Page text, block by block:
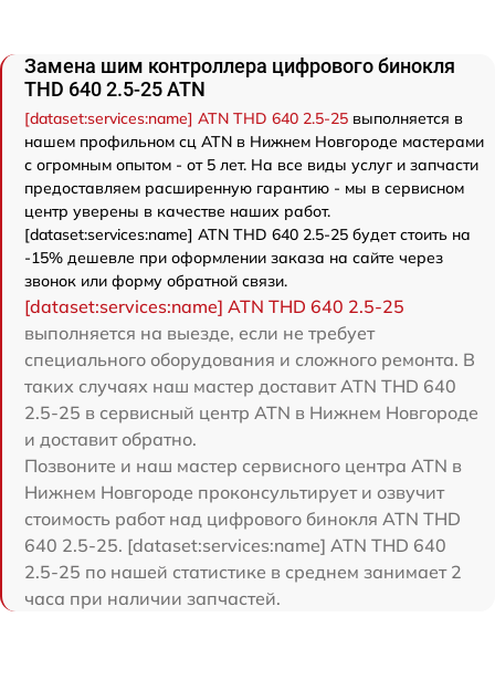
Замена шим контроллера цифрового бинокля
THD 640 2.5-25 ATN
[dataset:services:name] ATN THD 640 2.5-25 выполняется в
нашем профильном сц ATN в Нижнем Новгороде мастерами
с огромным опытом - от 5 лет. На все виды услуг и запчасти
предоставляем расширенную гарантию - мы в сервисном
центр уверены в качестве наших работ.
[dataset:services:name] ATN THD 640 2.5-25 будет стоить на
-15% дешевле при оформлении заказа на сайте через
звонок или форму обратной связи.
[dataset:services:name] ATN THD 640 2.5-25
выполняется на выезде, если не требует
специального оборудования и сложного ремонта. В
таких случаях наш мастер доставит ATN THD 640
2.5-25 в сервисный центр ATN в Нижнем Новгороде
и доставит обратно.
Позвоните и наш мастер сервисного центра ATN в
Нижнем Новгороде проконсультирует и озвучит
стоимость работ над цифрового бинокля ATN THD
640 2.5-25. [dataset:services:name] ATN THD 640
2.5-25 по нашей статистике в среднем занимает 2
часа при наличии запчастей.